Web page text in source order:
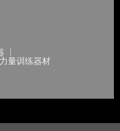
力量训练器材